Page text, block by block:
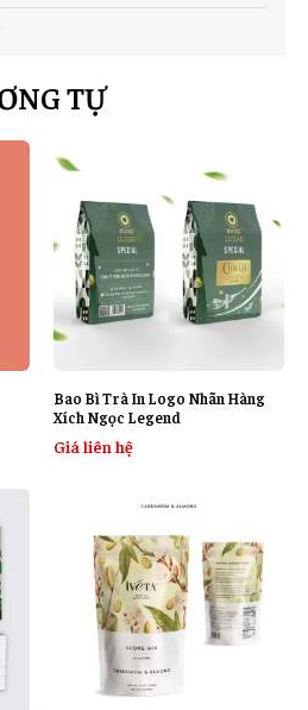
TỰ
Bao Bì Trà In Logo Nhãn Hàng
Xích Ngọc Legend
Giá liên hệ